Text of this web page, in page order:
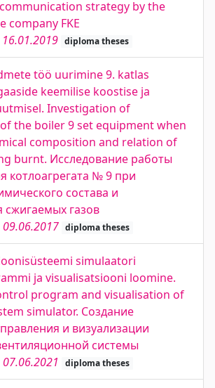
strategy by the
company FKE
16.01.2019 diploma theses
töö uurimine 9. katlas
keemilise koostise ja
Investigation of
the boiler 9 set equipment when
composition and relation of
burnt. Исследование работы
котлоагрегата № 9 при
состава и
газов
09.06.2017 diploma theses
simulaatori
ja visualisatsiooni loomine.
program and visualisation of
simulator. Создание
и визуализации
системы
07.06.2021 diploma theses